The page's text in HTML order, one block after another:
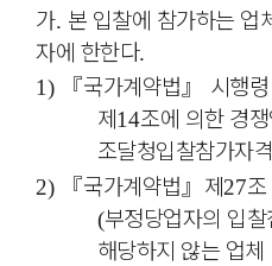
가. 본 입찰에 참가하는 업
자에 한한다.
1)
『국가계약법 』 시행
제14조에 의한 경
조달청입찰참가자
2) 『국가계약법 』 제27
(부정당업자의 입
해당하지 않는 업체